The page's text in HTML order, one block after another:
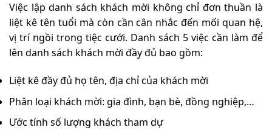
Việc lập danh sách khách mời không chỉ đơn thuần là
liệt kê tên tuổi mà còn cần cân nhắc đến mối quan hệ,
vị trí ngồi trong tiệc cưới. Danh sách 5 việc cần làm để
lên danh sách khách mời đầy đủ bao gồm:
Liệt kê đầy đủ họ tên, địa chỉ của khách mời
Phân loại khách mời: gia đình, bạn bè, đồng nghiệp,…
Ước tính số lượng khách tham dự